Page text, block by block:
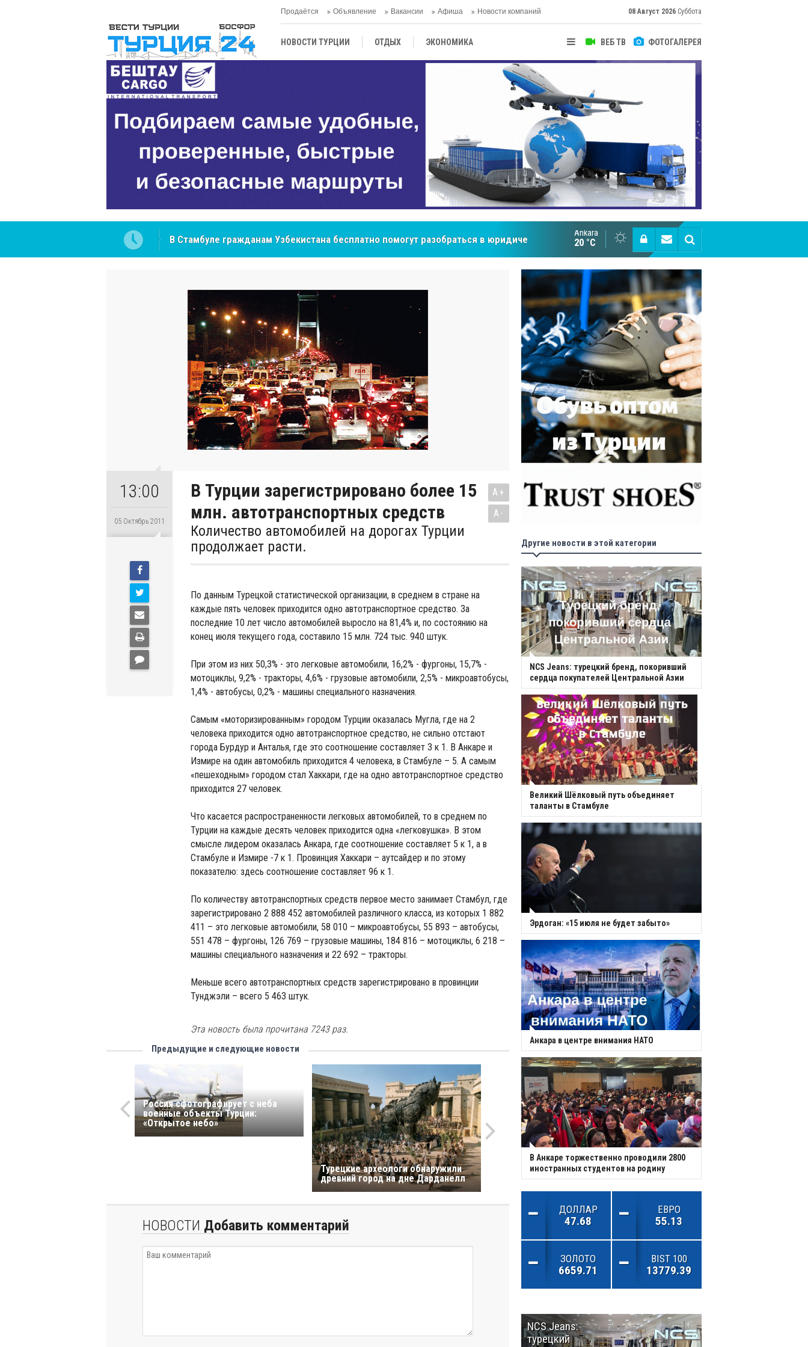
Продаётся Объявление Вакансии Афиша Новости компаний 08 Август 2026 Суббота
ВЕБ ТВ ФОТОГАЛЕРЕЯ
НОВОСТИ ТУРЦИИ ОТДЫХ ЭКОНОМИКА
ЦЕНТРАЛЬНАЯ АЗИЯ
В Стамбуле гражданам Узбекистана бесплатно помогут разобраться в юридических
NCS Jeans: турецкий бренд, покоривший сердца покупателей Центральной Азии
Cottonhill покоряет мировые рынки
Ankara
20 °C
13:00
05 Октябрь 2011
В Турции зарегистрировано более 15
млн. автотранспортных средств
Количество автомобилей на дорогах Турции
продолжает расти.
A+
A-
По данным Турецкой статистической организации, в среднем в стране на
каждые пять человек приходится одно автотранспортное средство. За
последние 10 лет число автомобилей выросло на 81,4% и, по состоянию на
конец июля текущего года, составило 15 млн. 724 тыс. 940 штук.
При этом из них 50,3% - это легковые автомобили, 16,2% - фургоны, 15,7% -
мотоциклы, 9,2% - тракторы, 4,6% - грузовые автомобили, 2,5% - микроавтобусы,
1,4% - автобусы, 0,2% - машины специального назначения.
Самым «моторизированным» городом Турции оказалась Мугла, где на 2
человека приходится одно автотранспортное средство, не сильно отстают
города Бурдур и Анталья, где это соотношение составляет 3 к 1. В Анкаре и
Измире на один автомобиль приходится 4 человека, в Стамбуле – 5. А самым
«пешеходным» городом стал Хаккари, где на одно автотранспортное средство
приходится 27 человек.
Что касается распространенности легковых автомобилей, то в среднем по
Турции на каждые десять человек приходится одна «легковушка». В этом
смысле лидером оказалась Анкара, где соотношение составляет 5 к 1, а в
Стамбуле и Измире -7 к 1. Провинция Хаккари – аутсайдер и по этому
показателю: здесь соотношение составляет 96 к 1.
По количеству автотранспортных средств первое место занимает Стамбул, где
зарегистрировано 2 888 452 автомобилей различного класса, из которых 1 882
411 – это легковые автомобили, 58 010 – микроавтобусы, 55 893 – автобусы,
551 478 – фургоны, 126 769 – грузовые машины, 184 816 – мотоциклы, 6 218 –
машины специального назначения и 22 692 – тракторы.
Меньше всего автотранспортных средств зарегистрировано в провинции
Тунджэли – всего 5 463 штук.
Эта новость была прочитана 7243 раз.
Предыдущие и следующие новости
Россия сфотографирует с неба
военные объекты Турции:
«Открытое небо»
Турецкие археологи обнаружили
древний город на дне Дарданелл
НОВОСТИ Добавить комментарий
Другие новости в этой категории
NCS Jeans: турецкий бренд, покоривший
сердца покупателей Центральной Азии
Великий Шёлковый путь объединяет
таланты в Стамбуле
Эрдоган: «15 июля не будет забыто»
Анкара в центре внимания НАТО
В Анкаре торжественно проводили 2800
иностранных студентов на родину
ДОЛЛАР
47.68
ЕВРО
55.13
ЗОЛОТО
6659.71
BIST 100
13779.39
NCS Jeans:
турецкий